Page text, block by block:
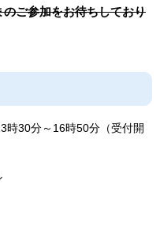
ご参加をお待ちしており
時30分～16時50分（受付開